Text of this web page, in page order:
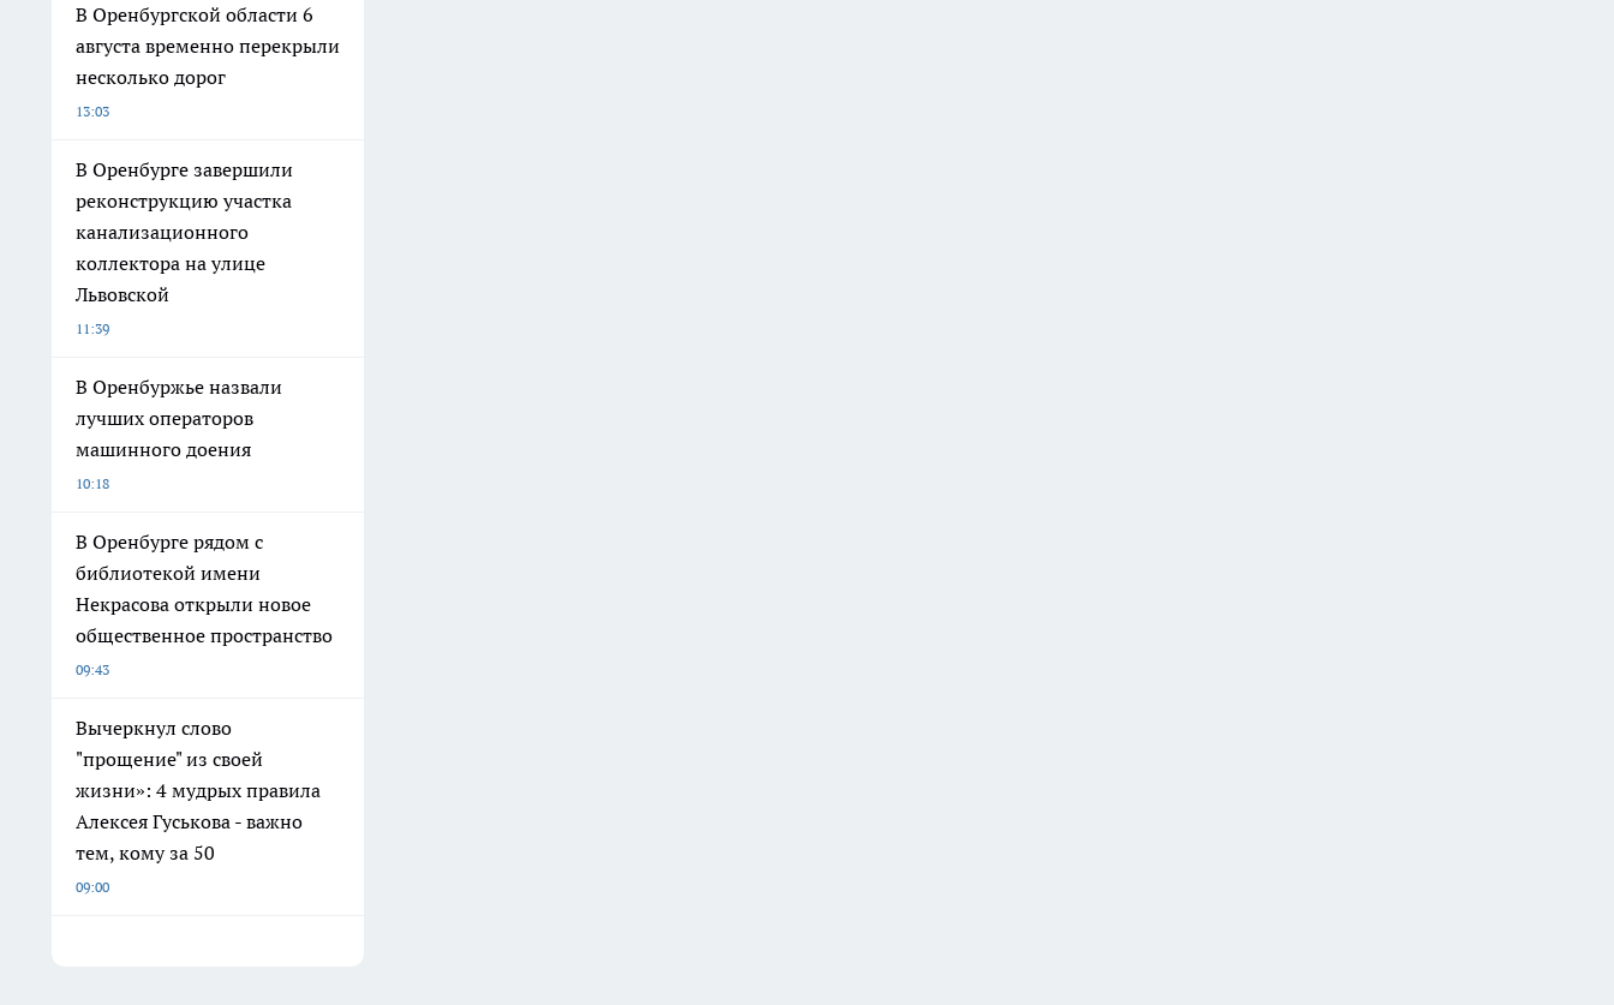
В Оренбургской области 6
августа временно перекрыли
несколько дорог
13:03
В Оренбурге завершили
реконструкцию участка
канализационного
коллектора на улице
Львовской
11:39
В Оренбуржье назвали
лучших операторов
машинного доения
10:18
В Оренбурге рядом с
библиотекой имени
Некрасова открыли новое
общественное пространство
09:43
Вычеркнул слово
"прощение" из своей
жизни»: 4 мудрых правила
Алексея Гуськова - важно
тем, кому за 50
09:00